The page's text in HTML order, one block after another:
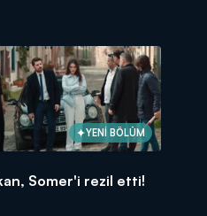
YENİ BÖLÜM
Somer'i rezil etti!